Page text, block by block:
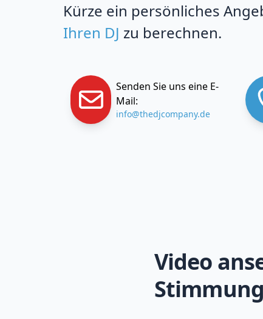
Kürze ein persönliches
Ihren DJ zu berechnen.
Senden Sie uns eine E-
Mail:
info@thedjcompany.de
Video